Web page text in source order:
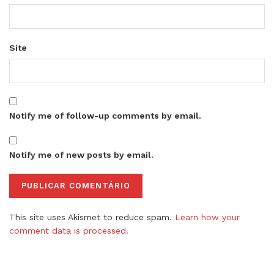
Site
Notify me of follow-up comments by email.
Notify me of new posts by email.
This site uses Akismet to reduce spam. Learn how your
comment data is processed.